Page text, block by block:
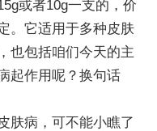
或者10g一支的，价
。它适用于多种皮肤
也包括咱们今天的主
起作用呢？换句话
肤病，可不能小瞧了